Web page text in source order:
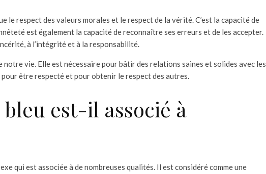
le respect des valeurs morales et le respect de la vérité. C’est la capacité de
est également la capacité de reconnaître ses erreurs et de les accepter.
à l’intégrité et à la responsabilité.
notre vie. Elle est nécessaire pour bâtir des relations saines et solides avec les
être respecté et pour obtenir le respect des autres.
est-il associé à
qui est associée à de nombreuses qualités. Il est considéré comme une